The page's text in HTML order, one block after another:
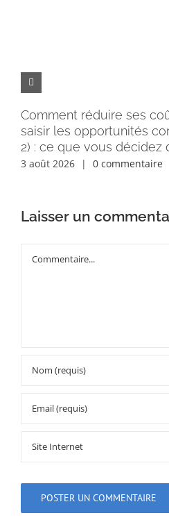
Comment réduire ses
saisir les opportunités
2) : ce que vous décidez
3 août 2026 | 0 commentaire
Laisser un
Commentaire